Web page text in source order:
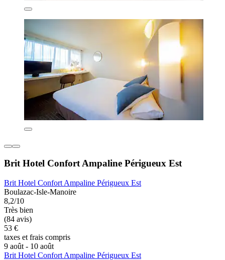
Brit Hotel Confort Ampaline Périgueux Est
Brit Hotel Confort Ampaline Périgueux Est
Boulazac-Isle-Manoire
8,2/10
Très bien
(84 avis)
53 €
taxes et frais compris
9 août - 10 août
Brit Hotel Confort Ampaline Périgueux Est